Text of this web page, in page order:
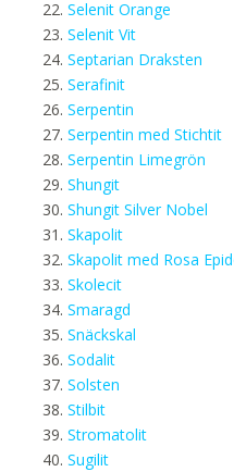
Selenit Orange
Selenit Vit
Septarian Draksten
Serafinit
Serpentin
Serpentin med Stichtit
Serpentin Limegrön
Shungit
Shungit Silver Nobel
Skapolit
Skapolit med Rosa
Skolecit
Smaragd
Snäckskal
Sodalit
Solsten
Stilbit
Stromatolit
Sugilit